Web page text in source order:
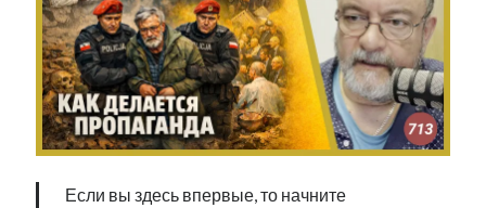
Нарва и северо-восток
Обзор прессы
Образование
Парламент и правительство
Фотографии
Экономика
ЮморЕсли вы здесь впервые, то начните